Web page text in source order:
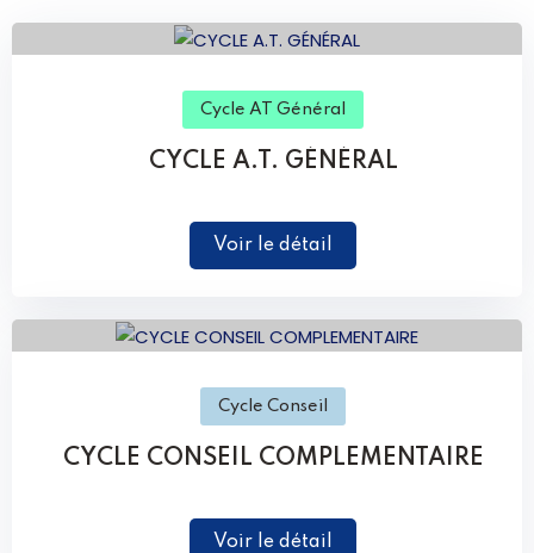
Cycle AT Général
CYCLE A.T. GÉNÉRAL
Voir le détail
Cycle Conseil
CYCLE CONSEIL COMPLEMENTAIRE
Voir le détail